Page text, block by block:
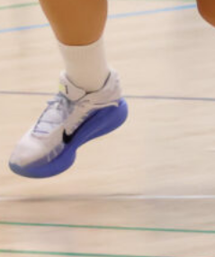
sekä
että